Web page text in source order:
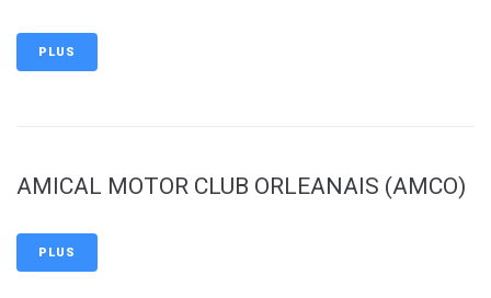
PLUS
AMICAL MOTOR CLUB ORLEANAIS (AMCO)
PLUS